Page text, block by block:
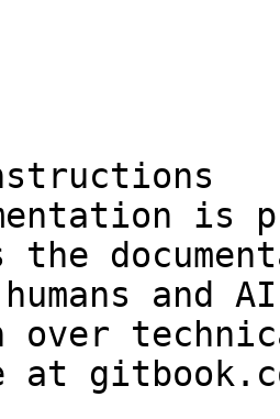
is
the
and
over
at